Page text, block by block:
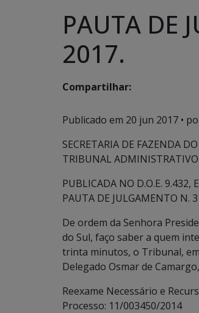
PAUTA DE
2017.
Compartilhar:
Publicado em 20 jun 2017 •
SECRETARIA DE FAZENDA
TRIBUNAL
PUBLICADA NO D.O.E. 9.432,
PAUTA DE JULGAMENTO N.
De ordem da Senhora
do Sul, faço saber a quem
trinta minutos, o Tribunal,
Delegado Osmar de
Reexame Necessário e
Processo: 11/003450/2014